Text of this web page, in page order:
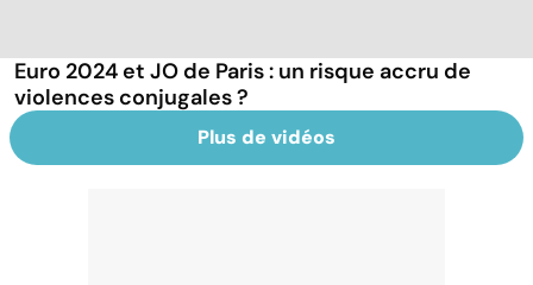
Euro 2024 et JO de Paris : un risque accru de
violences conjugales ?
Plus de vidéos